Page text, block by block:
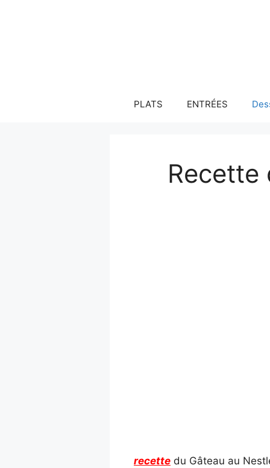
PLATS ENTRÉES
Recette
recette du Gâteau au